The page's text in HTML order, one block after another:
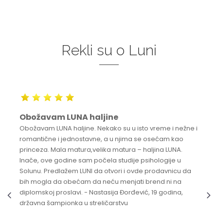
Rekli su o Luni
Obožavam LUNA haljine
Obožavam LUNA haljine. Nekako su u isto vreme i nežne i
romantične i jednostavne, a u njima se osećam kao
princeza. Mala matura,velika matura – haljina LUNA.
Inače, ove godine sam počela studije psihologije u
Solunu. Predlažem LUNI da otvori i ovde prodavnicu da
bih mogla da obećam da neću menjati brend ni na
diplomskoj proslavi. - Nastasija Đorđević, 19 godina,
državna šampionka u streličarstvu